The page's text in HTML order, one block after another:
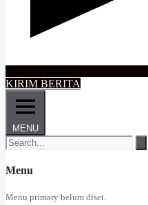
KIRIM BERITA
MENU
Menu
Menu primary belum diset.